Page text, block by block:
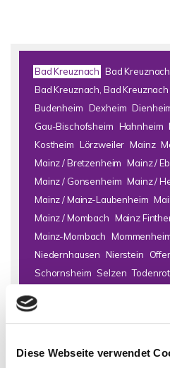
Diese Webseite verwendet
Bad Kreuznach Bad
Bad Kreuznach, Bad Kreuznach
Budenheim Dexheim
Gau-Bischofsheim Hahnheim
Kostheim Lörzweiler Mainz
Mainz / Bretzenheim Mainz /
Mainz / Gonsenheim Mainz /
Mainz / Mainz-Laubenheim
Mainz / Mombach Mainz
Mainz-Mombach
Niedernhausen Nierstein
Schornsheim Selzen
Kreuznach
kaufen Bad Kreuznach